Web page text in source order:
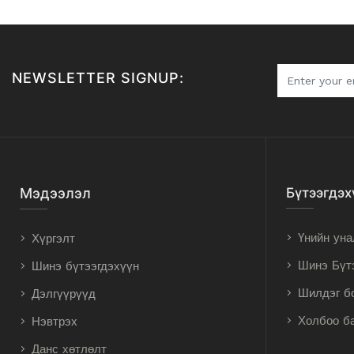
NEWSLETTER SIGNUP:
Мэдээлэл
Хүргэлт
Шинэ бүтээгдэхүүн
Дэлгүүрүүд
Нэвтрэх
Данс хөтлөлт
Үнийн
Шинэ
Шилдэг
Холбоо